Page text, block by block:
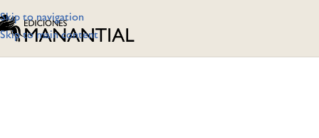
Skip to navigation
Skip to main content